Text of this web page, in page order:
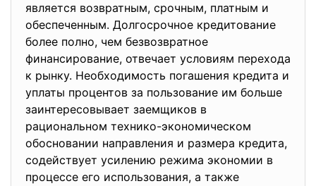
является возвратным, срочным, платным и
обеспеченным. Долгосрочное кредитование
более полно, чем безвозвратное
финансирование, отвечает условиям перехода
к рынку. Необходимость погашения кредита и
уплаты процентов за пользование им больше
заинтересовывает заемщиков в
рациональном технико-экономическом
обосновании направления и размера кредита,
содействует усилению режима экономии в
процессе его использования, а также